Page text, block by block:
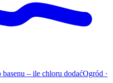
– ile chloru dodaćOgród ·